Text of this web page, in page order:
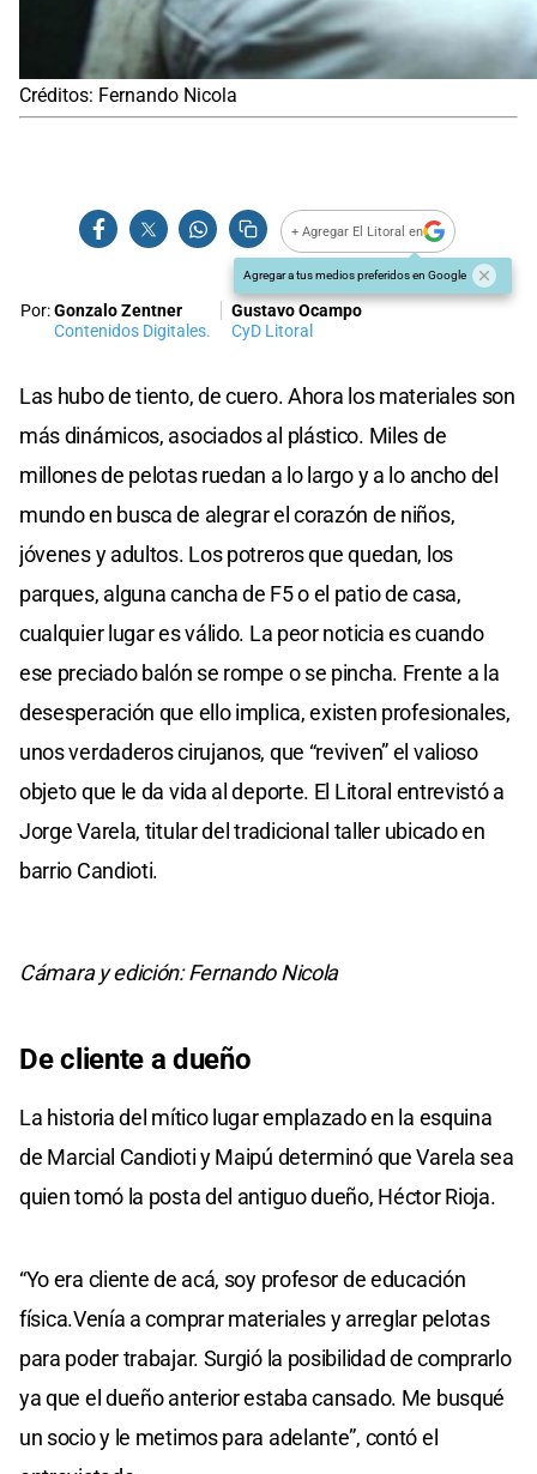
Créditos: Fernando Nicola
+ Agregar El Litoral en
Agregar a tus medios preferidos en Google
Por:Gonzalo Zentner
Contenidos Digitales.
Gustavo Ocampo
CyD Litoral
Las hubo de tiento, de cuero. Ahora los materiales son
más dinámicos, asociados al plástico. Miles de
millones de pelotas ruedan a lo largo y a lo ancho del
mundo en busca de alegrar el corazón de niños,
jóvenes y adultos. Los potreros que quedan, los
parques, alguna cancha de F5 o el patio de casa,
cualquier lugar es válido. La peor noticia es cuando
ese preciado balón se rompe o se pincha. Frente a la
desesperación que ello implica, existen profesionales,
unos verdaderos cirujanos, que “reviven” el valioso
objeto que le da vida al deporte. El Litoral entrevistó a
Jorge Varela, titular del tradicional taller ubicado en
barrio Candioti.
Cámara y edición: Fernando Nicola
De cliente a dueño
La historia del mítico lugar emplazado en la esquina
de Marcial Candioti y Maipú determinó que Varela sea
quien tomó la posta del antiguo dueño, Héctor Rioja.
“Yo era cliente de acá, soy profesor de educación
física.Venía a comprar materiales y arreglar pelotas
para poder trabajar. Surgió la posibilidad de comprarlo
ya que el dueño anterior estaba cansado. Me busqué
un socio y le metimos para adelante”, contó el